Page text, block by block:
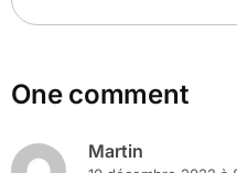
One comment
Martin